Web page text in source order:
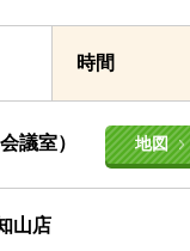
時間
議室） 地図
山店